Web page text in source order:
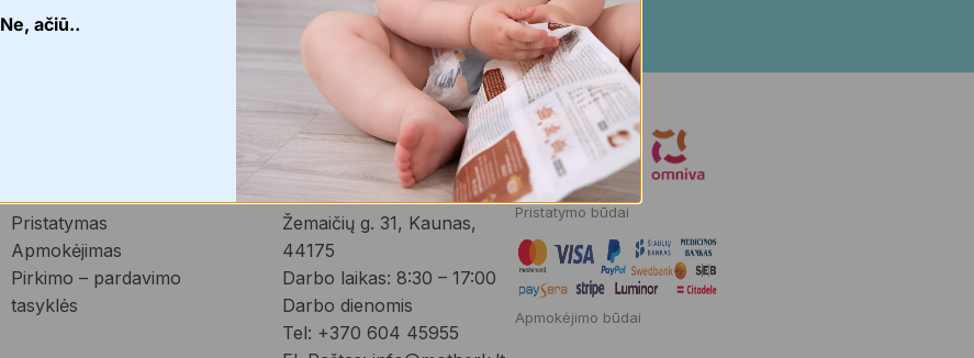
Pristatymas
Apmokėjimas
Pirkimo – pardavimo
tasyklės
Kontaktai
Parduotuvė ir prekių
Žemaičių g. 31, Kaunas,
44175
Darbo laikas: 8:30 – 17:00
Darbo dienomis
Tel: +370 604 45955
Pristatymo būdai
Apmokėjimo būdai
Ne, ačiū..